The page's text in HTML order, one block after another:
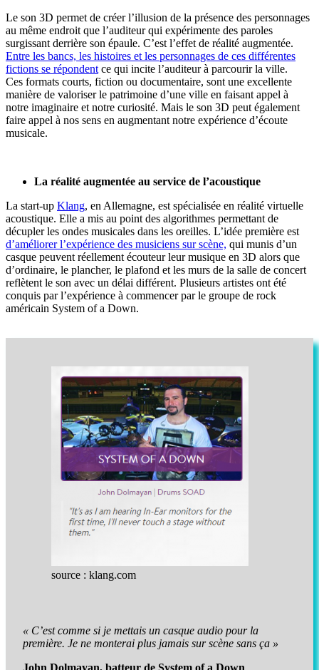
Le son 3D permet de créer l’illusion de la présence des personnages
au même endroit que l’auditeur qui expérimente des paroles
surgissant derrière son épaule. C’est l’effet de réalité augmentée.
Entre les bancs, les histoires et les personnages de ces différentes
fictions se répondent ce qui incite l’auditeur à parcourir la ville.
Ces formats courts, fiction ou documentaire, sont une excellente
manière de valoriser le patrimoine d’une ville en faisant appel à
notre imaginaire et notre curiosité. Mais le son 3D peut également
faire appel à nos sens en augmentant notre expérience d’écoute
musicale.
La réalité augmentée au service de l’acoustique
La start-up Klang, en Allemagne, est spécialisée en réalité virtuelle
acoustique. Elle a mis au point des algorithmes permettant de
décupler les ondes musicales dans les oreilles. L’idée première est
d’améliorer l’expérience des musiciens sur scène, qui munis d’un
casque peuvent réellement écouteur leur musique en 3D alors que
d’ordinaire, le plancher, le plafond et les murs de la salle de concert
reflètent le son avec un délai différent. Plusieurs artistes ont été
conquis par l’expérience à commencer par le groupe de rock
américain System of a Down.
source : klang.com
« C’est comme si je mettais un casque audio pour la
première. Je ne monterai plus jamais sur scène sans ça »
John Dolmayan, batteur de System of a Down